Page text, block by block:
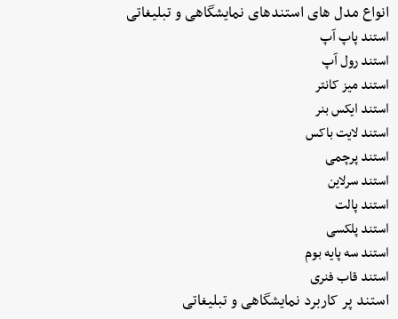
انواع مدل های استندهای نمایشگاهی و تبلیغاتی
استند پاپ آپ
استند رول آپ
استند میز کانتر
استند ایکس بنر
استند لایت باکس
استند پرچمی
استند سرلاین
استند پالت
استند پلکسی
استند سه پایه بوم
استند قاب فنری
استند پر کاربرد نمایشگاهی و تبلیغاتی